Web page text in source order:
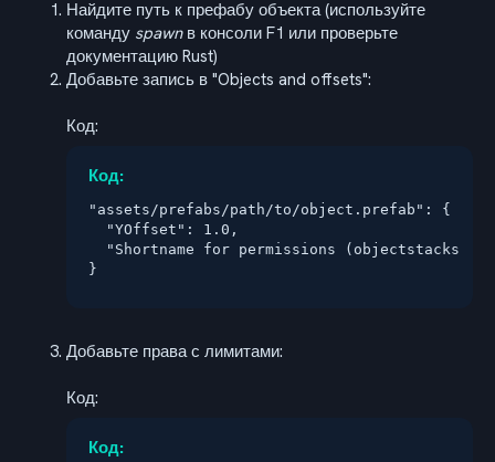
Найдите путь к префабу объекта (используйте
команду spawnв консоли F1 или проверьте
документацию Rust)
Добавьте запись в "Objects and offsets":
Код:
Код:
"assets/prefabs/path/to/object.prefab": {
  "YOffset": 1.0,
"Shortname for permissions
}
Добавьте права с лимитами:
Код:
Код: